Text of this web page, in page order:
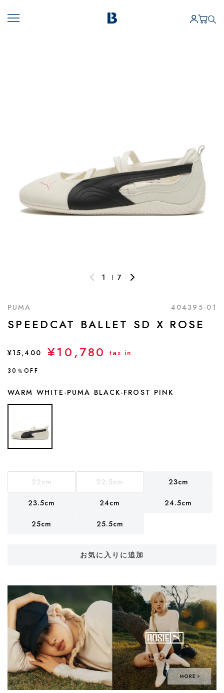
1 7
PUMA 404395-01
SPEEDCAT BALLET SD X ROSE
¥15,400 ¥10,780 tax in
30％OFF
WARM WHITE-PUMA BLACK-FROST PINK
22cm 22.5cm 23cm
23.5cm 24cm 24.5cm
25cm 25.5cm
お気に入りに追加